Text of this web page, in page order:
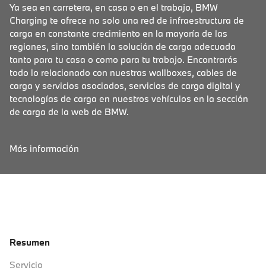
Ya sea en carretera, en casa o en el trabajo, BMW
Charging te ofrece no solo una red de infraestructura de
carga en constante crecimiento en la mayoría de las
regiones, sino también la solución de carga adecuada
tanto para tu casa o como para tu trabajo. Encontrarás
todo lo relacionado con nuestras wallboxes, cables de
carga y servicios asociados, servicios de carga digital y
tecnologías de carga en nuestros vehículos en la sección
de carga de la web de BMW.
Más información
Resumen
Servicio